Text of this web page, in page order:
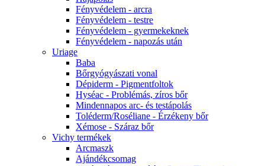
Fényvédelem - arcra
Fényvédelem - testre
Fényvédelem - gyermekeknek
Fényvédelem - napozás után
Uriage
Baba
Bőrgyógyászati vonal
Dépiderm - Pigmentfoltok
Hyséac - Problémás, zíros bőr
Mindennapos arc- és testápolás
Toléderm/Roséliane - Érzékeny bőr
Xémose - Száraz bőr
Vichy termékek
Arcmaszk
Ajándékcsomag